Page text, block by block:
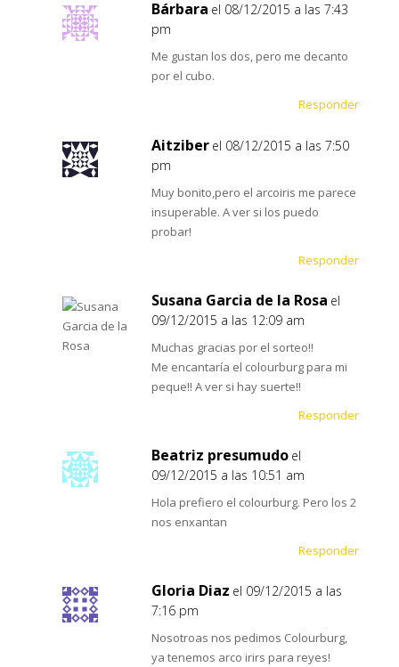
Bárbara el 08/12/2015 a las 7:43
pm
Me gustan los dos, pero me decanto
por el cubo.
Responder
Aitziber el 08/12/2015 a las 7:50
pm
Muy bonito,pero el arcoiris me parece
insuperable. A ver si los puedo
probar!
Responder
Susana Garcia de la Rosa el
09/12/2015 a las 12:09 am
Muchas gracias por el sorteo!!
Me encantaría el colourburg para mi
peque!! A ver si hay suerte!!
Responder
Beatriz presumudo el
09/12/2015 a las 10:51 am
Hola prefiero el colourburg. Pero los 2
nos enxantan
Responder
Gloria Diaz el 09/12/2015 a las
7:16 pm
Nosotroas nos pedimos Colourburg,
ya tenemos arco irirs para reyes!